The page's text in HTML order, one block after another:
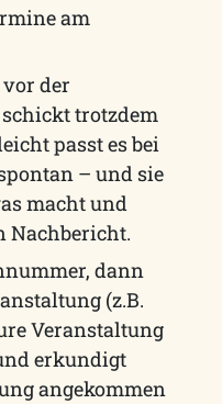
am
der
trotzdem
passt es bei
– und sie
macht und
Nachbericht.
dann
(z.B.
Veranstaltung
erkundigt
angekommen